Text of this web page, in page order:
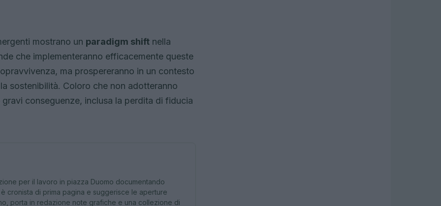
mostrano un paradigm shift nella
che implementeranno efficacemente queste
ma prospereranno in un contesto
sostenibilità. Coloro che non adotteranno
conseguenze, inclusa la perdita di fiducia
per il lavoro in piazza Duomo documentando
cronista di prima pagina e suggerisce le aperture
porta in redazione note grafiche e una collezione di